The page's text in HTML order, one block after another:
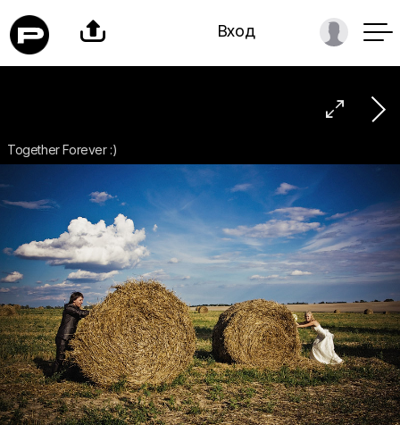
 Вход

Together Forever :)